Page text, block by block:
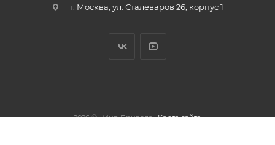
г. Москва, ул. Сталеваров 26, корпус 1
2026 © «Мир Привода» Карта сайта